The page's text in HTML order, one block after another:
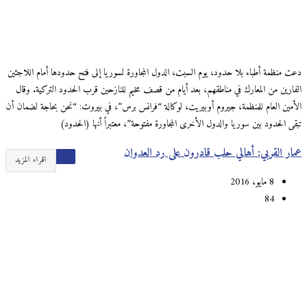
دعت منظمة أطباء بلا حدود، يوم السبت، الدول المجاورة لسوريا إلى فتح حدودها أمام اللاجئين
الفارين من المعارك في مناطقهم، بعد أيام من قصف مخيم للنازحين قرب الحدود التركية. وقال
الأمين العام للمنظمة، جيروم أوبيريت، لوكالة “فرانس برس”، في بيروت: “نحن بحاجة لضمان أن
تبقى الحدود بين سوريا والدول الأخرى المجاورة مفتوحة”، معتبراً أنها (الحدود)
اقراء المزيد عمار القربي: أهالي حلب قادرون على رد العدوان
84